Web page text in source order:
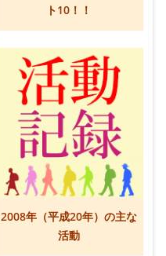
ト10！！
2008年（平成20年）の主な
活動